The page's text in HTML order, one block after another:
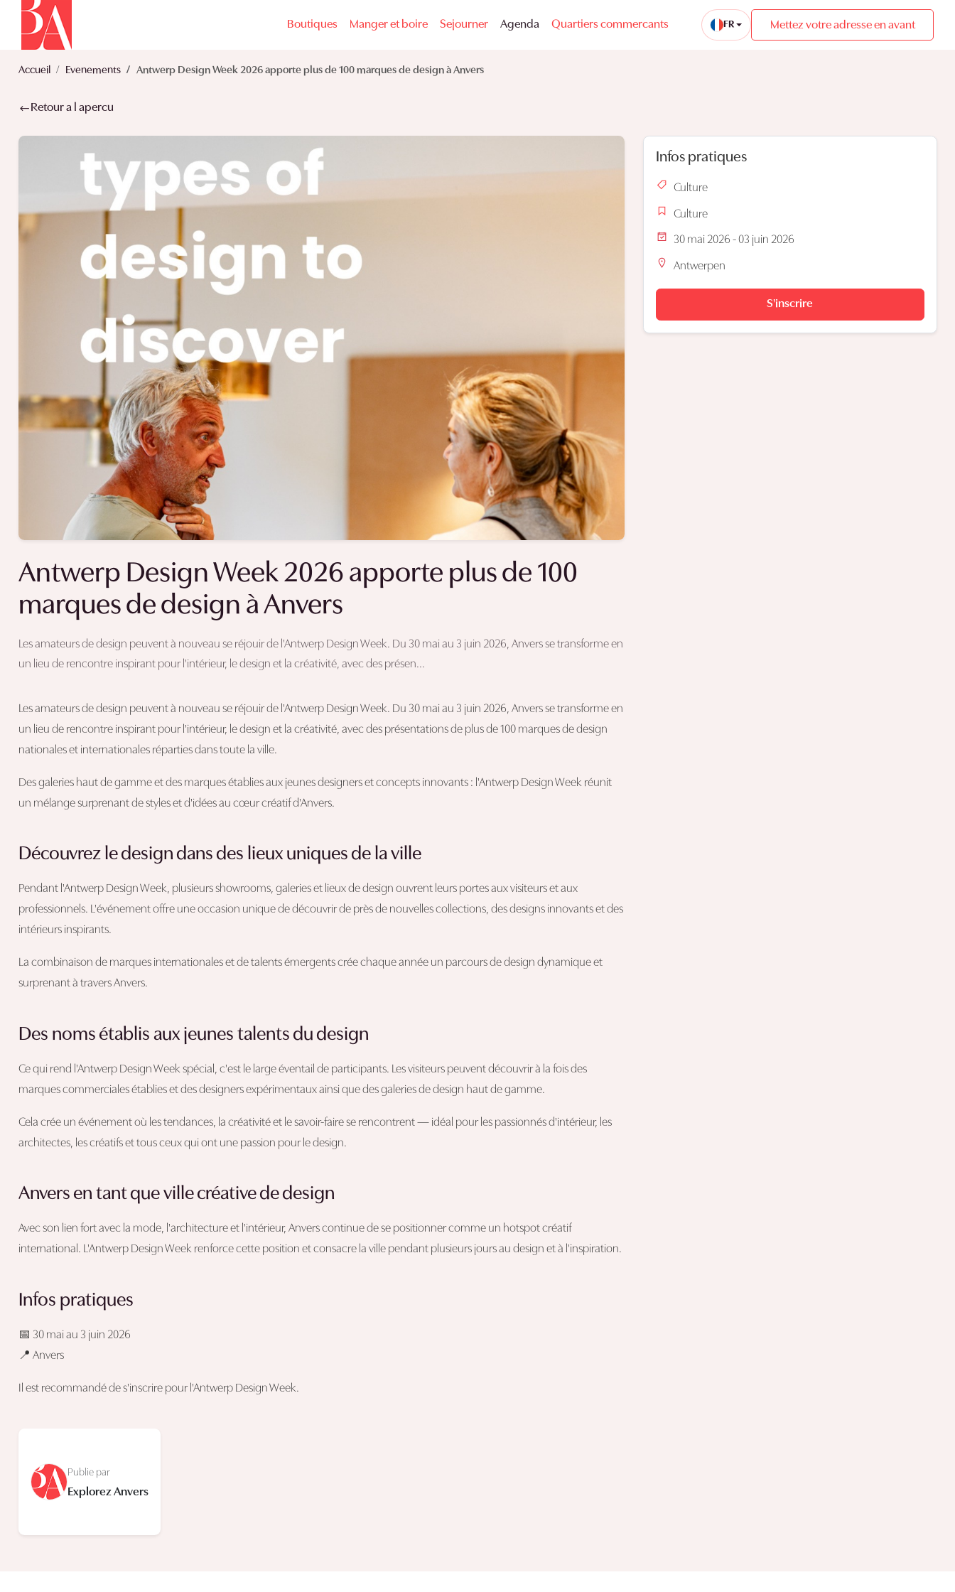
Boutiques Manger et boire Sejourner Agenda Quartiers commercants FR Mettez votre adresse en avant
Accueil Evenements Antwerp Design Week 2026 apporte plus de 100 marques de design à Anvers
Retour a l apercu
Antwerp Design Week 2026 apporte plus de 100
marques de design à Anvers
Les amateurs de design peuvent à nouveau se réjouir de l'Antwerp Design Week. Du 30 mai au 3 juin 2026, Anvers se transforme en
un lieu de rencontre inspirant pour l'intérieur, le design et la créativité, avec des présen...
Les amateurs de design peuvent à nouveau se réjouir de l'Antwerp Design Week. Du 30 mai au 3 juin 2026, Anvers se transforme en
un lieu de rencontre inspirant pour l'intérieur, le design et la créativité, avec des présentations de plus de 100 marques de design
nationales et internationales réparties dans toute la ville.
Des galeries haut de gamme et des marques établies aux jeunes designers et concepts innovants : l'Antwerp Design Week réunit
un mélange surprenant de styles et d'idées au cœur créatif d'Anvers.
Découvrez le design dans des lieux uniques de la ville
Pendant l'Antwerp Design Week, plusieurs showrooms, galeries et lieux de design ouvrent leurs portes aux visiteurs et aux
professionnels. L'événement offre une occasion unique de découvrir de près de nouvelles collections, des designs innovants et des
intérieurs inspirants.
La combinaison de marques internationales et de talents émergents crée chaque année un parcours de design dynamique et
surprenant à travers Anvers.
Des noms établis aux jeunes talents du design
Ce qui rend l'Antwerp Design Week spécial, c'est le large éventail de participants. Les visiteurs peuvent découvrir à la fois des
marques commerciales établies et des designers expérimentaux ainsi que des galeries de design haut de gamme.
Cela crée un événement où les tendances, la créativité et le savoir-faire se rencontrent — idéal pour les passionnés d'intérieur, les
architectes, les créatifs et tous ceux qui ont une passion pour le design.
Anvers en tant que ville créative de design
Avec son lien fort avec la mode, l'architecture et l'intérieur, Anvers continue de se positionner comme un hotspot créatif
international. L'Antwerp Design Week renforce cette position et consacre la ville pendant plusieurs jours au design et à l'inspiration.
Infos pratiques
📅 30 mai au 3 juin 2026
📍 Anvers
Il est recommandé de s'inscrire pour l'Antwerp Design Week.
Publie par
Explorez Anvers
Infos pratiques
Culture
Culture
30 mai 2026 - 03 juin 2026
Antwerpen
S'inscrire